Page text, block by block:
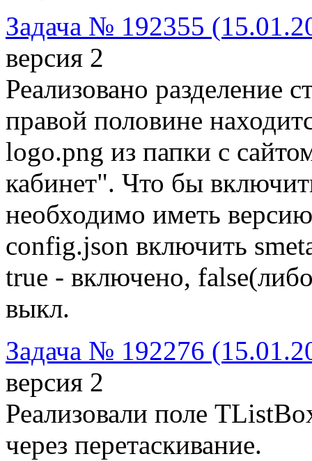
Задача № 192355
версия 2
Реализовано разделение
правой половине
logo.png из папки с
кабинет". Что бы
необходимо иметь
config.json включить
true - включено,
выкл.
Задача № 192276
версия 2
Реализовали поле
через перетаскивание.